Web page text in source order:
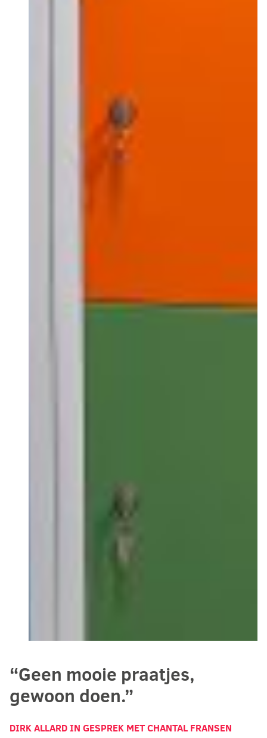
“Geen mooie praatjes,
gewoon doen.”
DIRK ALLARDIN GESPREK MET CHANTAL FRANSEN